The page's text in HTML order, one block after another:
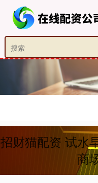
招财猫配资 试水
商